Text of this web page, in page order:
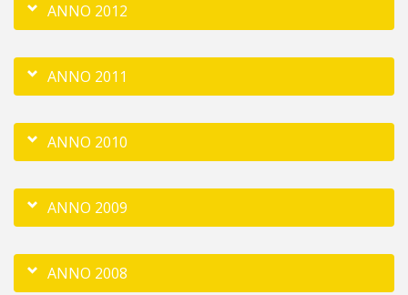
ANNO 2012
ANNO 2011
ANNO 2010
ANNO 2009
ANNO 2008